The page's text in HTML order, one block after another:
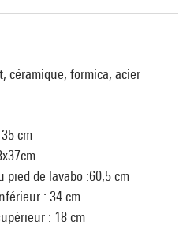
céramique, formica, acier
cm
pied de lavabo :60,5 cm
: 34 cm
: 18 cm